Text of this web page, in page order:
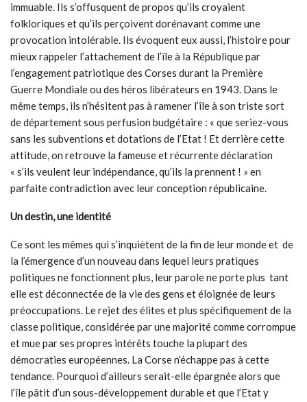
immuable. Ils s’offusquent de propos qu’ils croyaient
folkloriques et qu’ils perçoivent dorénavant comme une
provocation intolérable. Ils évoquent eux aussi, l’histoire pour
mieux rappeler l’attachement de l’île à la République par
l’engagement patriotique des Corses durant la Première
Guerre Mondiale ou des héros libérateurs en 1943. Dans le
même temps, ils n’hésitent pas à ramener l’île à son triste sort
de département sous perfusion budgétaire : « que seriez-vous
sans les subventions et dotations de l’Etat ! Et derrière cette
attitude, on retrouve la fameuse et récurrente déclaration
« s’ils veulent leur indépendance, qu’ils la prennent ! » en
parfaite contradiction avec leur conception républicaine.
Un destin, une identité
Ce sont les mêmes qui s’inquiètent de la fin de leur monde et de
la l’émergence d’un nouveau dans lequel leurs pratiques
politiques ne fonctionnent plus, leur parole ne porte plus tant
elle est déconnectée de la vie des gens et éloignée de leurs
préoccupations. Le rejet des élites et plus spécifiquement de la
classe politique, considérée par une majorité comme corrompue
et mue par ses propres intérêts touche la plupart des
démocraties européennes. La Corse n’échappe pas à cette
tendance. Pourquoi d’ailleurs serait-elle épargnée alors que
l’île pâtit d’un sous-développement durable et que l’Etat y